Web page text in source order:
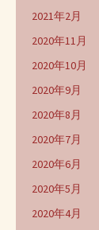
2021年2月
2020年11月
2020年10月
2020年9月
2020年8月
2020年7月
2020年6月
2020年5月
2020年4月